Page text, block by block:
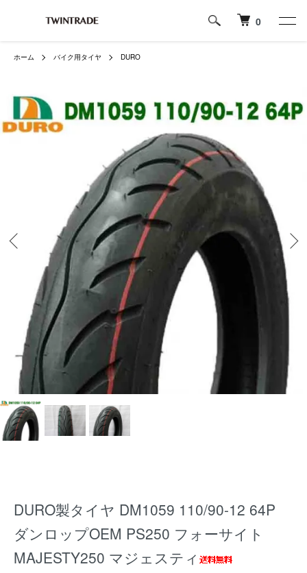
0
ホーム バイク用タイヤ DURO
DURO製タイヤ DM1059 110/90-12 64P
ダンロップOEM PS250 フォーサイト
MAJESTY250 マジェスティ